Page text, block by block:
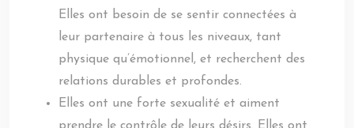
Elles ont besoin de se sentir connectées à
leur partenaire à tous les niveaux, tant
physique qu’émotionnel, et recherchent des
relations durables et profondes.
Elles ont une forte sexualité et aiment